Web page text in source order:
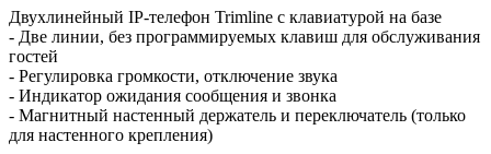
Двухлинейный IP-телефон Trimline с клавиатурой на базе
- Две линии, без программируемых клавиш для обслуживания
гостей
- Регулировка громкости, отключение звука
- Индикатор ожидания сообщения и звонка
- Магнитный настенный держатель и переключатель (только
для настенного крепления)